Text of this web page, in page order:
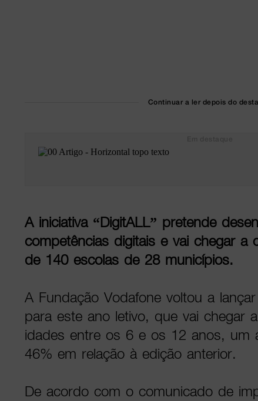
Continuar a ler depois do
A iniciativa “DigitALL” pretende
competências digitais e vai chegar a
de 140 escolas de 28 municípios.
A Fundação Vodafone voltou a
para este ano letivo, que vai chegar
idades entre os 6 e os 12 anos, um
46% em relação à edição anterior.
De acordo com o comunicado de